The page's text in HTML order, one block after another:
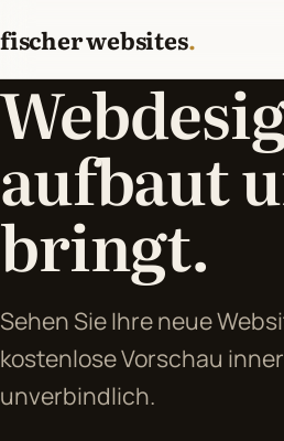
fischer websites.
aufbaut
bringt.
Sehen Sie Ihre neue
kostenlose Vorschau
unverbindlich.